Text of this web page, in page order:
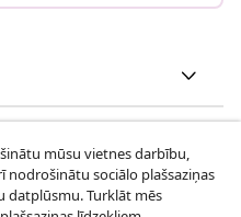
mūsu vietnes darbību,
nodrošinātu sociālo plašsaziņas
datplūsmu. Turklāt mēs